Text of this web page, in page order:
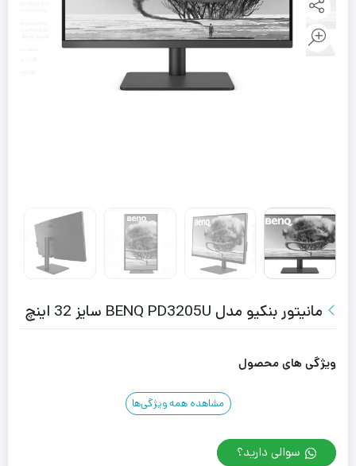
مانیتور بنکیو مدل BENQ PD3205U سایز 32 اینچ
ویژگی های محصول
مشاهده همه ویژگی‌ها
سوالی دارید؟